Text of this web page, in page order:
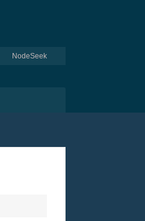
NodeSeek
全球主机交流论坛